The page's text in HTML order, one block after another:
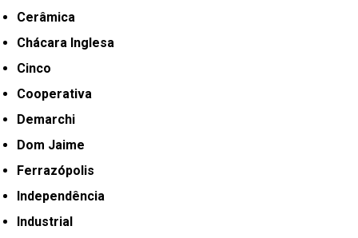
Cerâmica
Chácara Inglesa
Cinco
Cooperativa
Demarchi
Dom Jaime
Ferrazópolis
Independência
Industrial